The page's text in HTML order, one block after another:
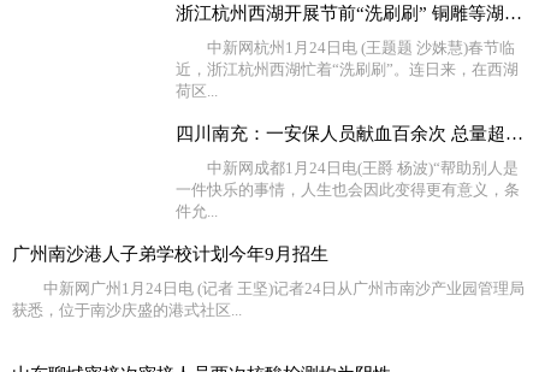
浙江杭州西湖开展节前“洗刷刷” 铜雕等湖面设施换新颜
中新网杭州1月24日电 (王题题 沙姝慧)春节临
近，浙江杭州西湖忙着“洗刷刷”。连日来，在西湖
荷区...
四川南充：一安保人员献血百余次 总量超过40000毫升
中新网成都1月24日电(王爵 杨波)“帮助别人是
一件快乐的事情，人生也会因此变得更有意义，条
件允...
广州南沙港人子弟学校计划今年9月招生
中新网广州1月24日电 (记者 王坚)记者24日从广州市南沙产业园管理局
获悉，位于南沙庆盛的港式社区...